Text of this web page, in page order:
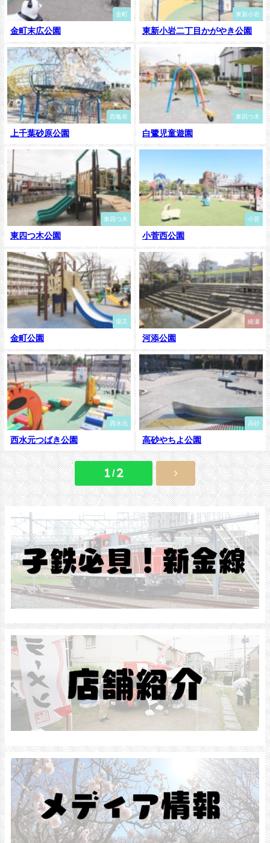
金町
金町末広公園
東新小岩
東新小岩二丁目かがやき公園
西亀有
上千葉砂原公園
東四つ木
白鷺児童遊園
東四つ木
東四つ木公園
小菅
小菅西公園
柴又
金町公園
綾瀬
河添公園
西水元
西水元つばき公園
高砂
高砂やちよ公園
1 / 2